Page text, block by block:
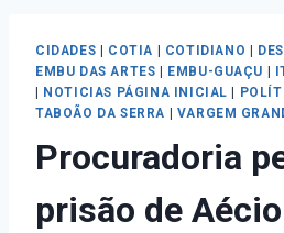
CIDADES COTIA COTIDIANO
EMBU DAS ARTES
EMBU-GUAÇU
NOTICIAS PÁGINA INICIAL
TABOÃO DA SERRA
VARGEM
Procuradoria
prisão de